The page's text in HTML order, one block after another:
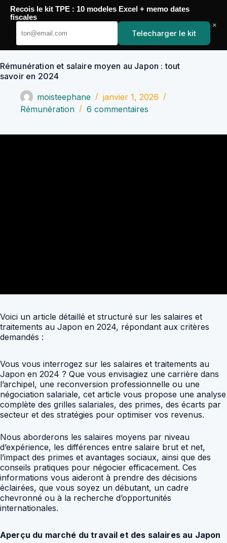
Passer
contenu
YoupiJobs
Rémunération et salaire moyen au Japon : tout
savoir en 2024
moisteephane
janvier 1, 2026
Rémunération
6 commentaires
Voici un article détaillé et structuré sur les salaires et
traitements au Japon en 2024, répondant aux critères
demandés :
Vous vous interrogez sur les salaires et traitements au
Japon en 2024 ? Que vous envisagiez une carrière dans
l’archipel, une reconversion professionnelle ou une
négociation salariale, cet article vous propose une analyse
complète des grilles salariales, des primes, des écarts par
secteur et des stratégies pour optimiser vos revenus.
Nous aborderons les salaires moyens par niveau
d’expérience, les différences entre salaire brut et net,
l’impact des primes et avantages sociaux, ainsi que des
conseils pratiques pour négocier efficacement. Ces
informations vous aideront à prendre des décisions
éclairées, que vous soyez un débutant, un cadre
chevronné ou à la recherche d’opportunités
internationales.
Aperçu du marché du travail et des salaires au Japon
Recois le kit TPE : 10 modeles Excel + memo dates
fiscales
Telecharger le kit
×